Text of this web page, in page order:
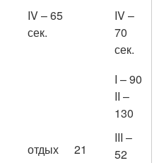
IV – 65
сек.
IV –
70
сек.
отдых 21
I – 90
II –
130
III –
52